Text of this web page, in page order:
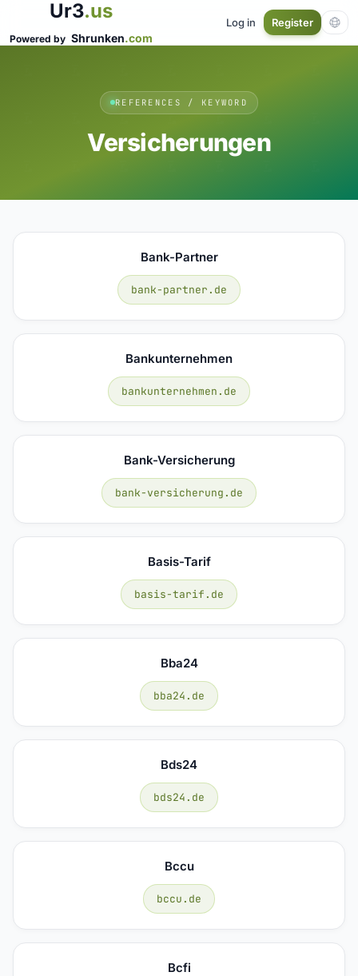
Ur3.us
Powered by Shrunken.com
Log in Register
REFERENCES / KEYWORD
Versicherungen
Bank-Partner
bank-partner.de
Bankunternehmen
bankunternehmen.de
Bank-Versicherung
bank-versicherung.de
Basis-Tarif
basis-tarif.de
Bba24
bba24.de
Bds24
bds24.de
Bccu
bccu.de
Bcfi